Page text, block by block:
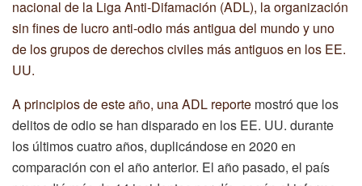
nacional de la Liga Anti-Difamación (ADL), la organización
sin fines de lucro anti-odio más antigua del mundo y uno
de los grupos de derechos civiles más antiguos en los EE.
UU.
A principios de este año, una ADL reporte mostró que los
delitos de odio se han disparado en los EE. UU. durante
los últimos cuatro años, duplicándose en 2020 en
comparación con el año anterior. El año pasado, el país